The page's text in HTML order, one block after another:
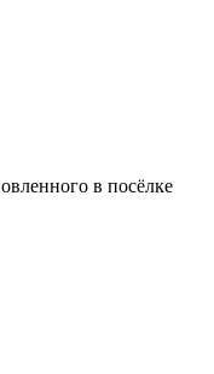
в посёлке